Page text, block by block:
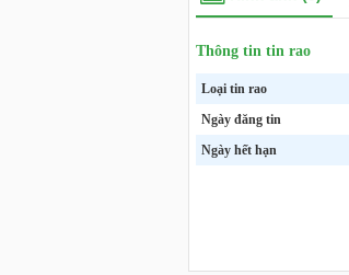
Thông tin tin rao
Loại tin rao
Ngày đăng tin
Ngày hết hạn